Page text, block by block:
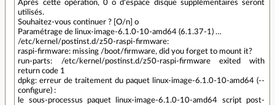
Après cette opération, 0 o d'espace disque supplémentaires seront
utilisés.
Souhaitez-vous continuer ? [O/n] o
Paramétrage de linux-image-6.1.0-10-amd64 (6.1.37-1) …
/etc/kernel/postinst.d/z50-raspi-firmware:
raspi-firmware: missing /boot/firmware, did you forget to mount it?
run-parts: /etc/kernel/postinst.d/z50-raspi-firmware exited with
return code 1
dpkg: erreur de traitement du paquet linux-image-6.1.0-10-amd64 (--
configure) :
le sous-processus paquet linux-image-6.1.0-10-amd64 script post-